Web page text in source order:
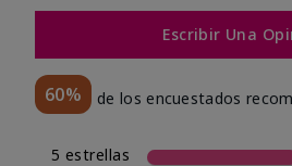
Escribir Una
60% de los encuestados
5 estrellas